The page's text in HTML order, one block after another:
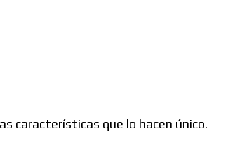
características que lo hacen único.